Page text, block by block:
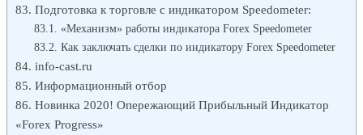
Подготовка к торговле с индикатором Speedometer:
«Механизм» работы индикатора Forex Speedometer
Как заключать сделки по индикатору Forex Speedometer
info-cast.ru
Информационный отбор
Новинка 2020! Опережающий Прибыльный Индикатор
«Forex Progress»